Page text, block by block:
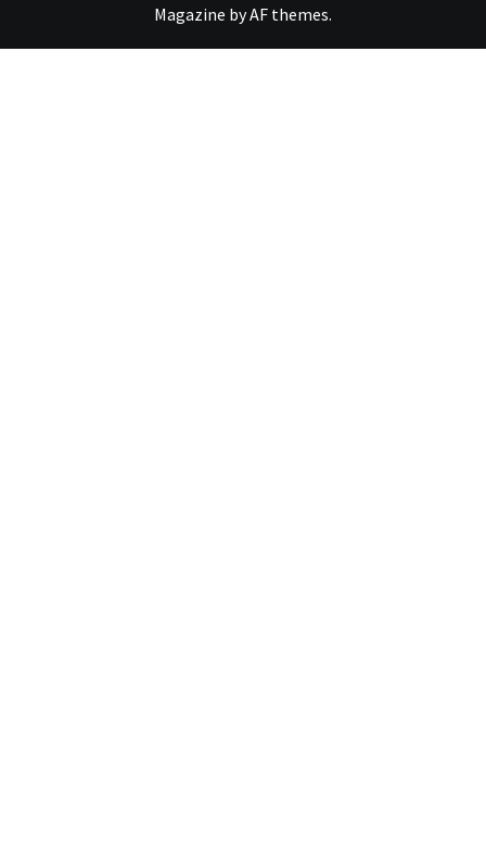
Magazine byAF themes.